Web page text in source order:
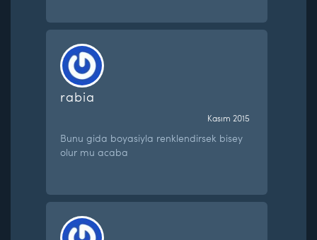
rabia
Kasım 2015
Bunu gida boyasiyla renklendirsek bisey
olur mu acaba